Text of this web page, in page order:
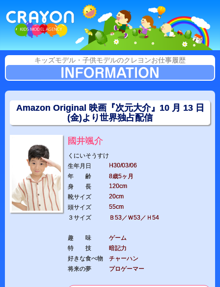
キッズモデル・子供モデルのクレヨンお仕事履歴
Amazon Original 映画『次元大介』10 月 13 日
(金)より世界独占配信
國井颯介
くにいそうすけ
生年月日
H30/03/06
年 齢
8歳5ヶ月
身 長
120cm
靴サイズ
20cm
頭サイズ
55cm
３サイズ
Ｂ53／Ｗ53／Ｈ54
趣 味
ゲーム
特 技
暗記力
好きな食べ物
チャーハン
将来の夢
プロゲーマー